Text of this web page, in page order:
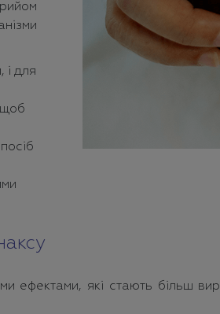
і для
щоб
ефектами, які стають більш